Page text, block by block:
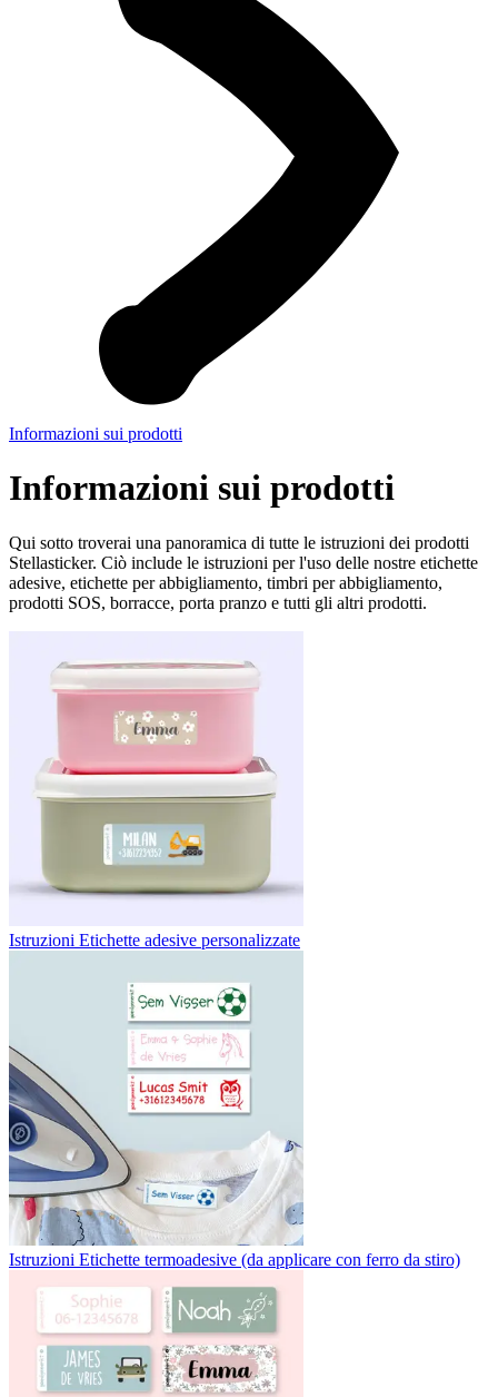
Informazioni sui prodotti
Informazioni sui prodotti
Qui sotto troverai una panoramica di tutte le istruzioni dei prodotti
Stellasticker. Ciò include le istruzioni per l'uso delle nostre etichette
adesive, etichette per abbigliamento, timbri per abbigliamento,
prodotti SOS, borracce, porta pranzo e tutti gli altri prodotti.
Istruzioni Etichette adesive personalizzate
Istruzioni Etichette termoadesive (da applicare con ferro da stiro)